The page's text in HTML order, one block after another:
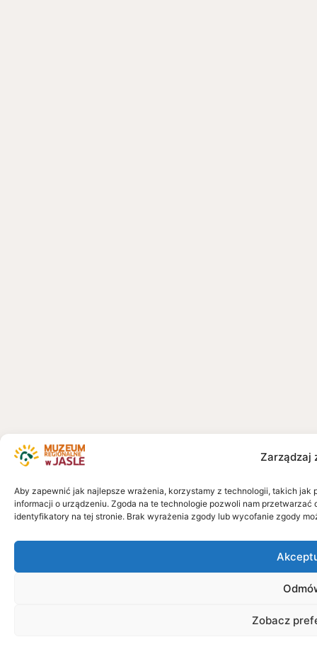
Zarządzaj
Aby zapewnić jak najlepsze wrażenia, korzystamy z technologii, takich
informacji o urządzeniu. Zgoda na te technologie pozwoli nam
identyfikatory na tej stronie. Brak wyrażenia zgody lub wycofanie zgody
Zobacz